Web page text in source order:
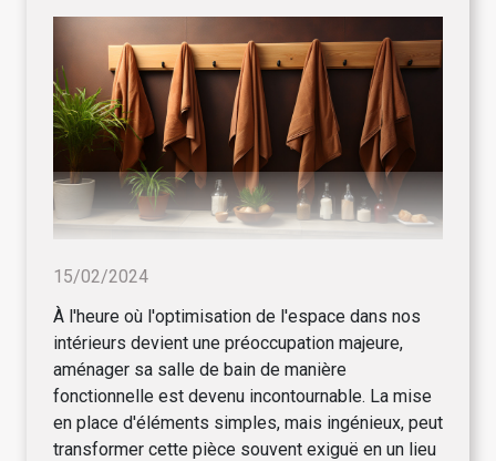
15/02/2024
À l'heure où l'optimisation de l'espace dans nos
intérieurs devient une préoccupation majeure,
aménager sa salle de bain de manière
fonctionnelle est devenu incontournable. La mise
en place d'éléments simples, mais ingénieux, peut
transformer cette pièce souvent exiguë en un lieu